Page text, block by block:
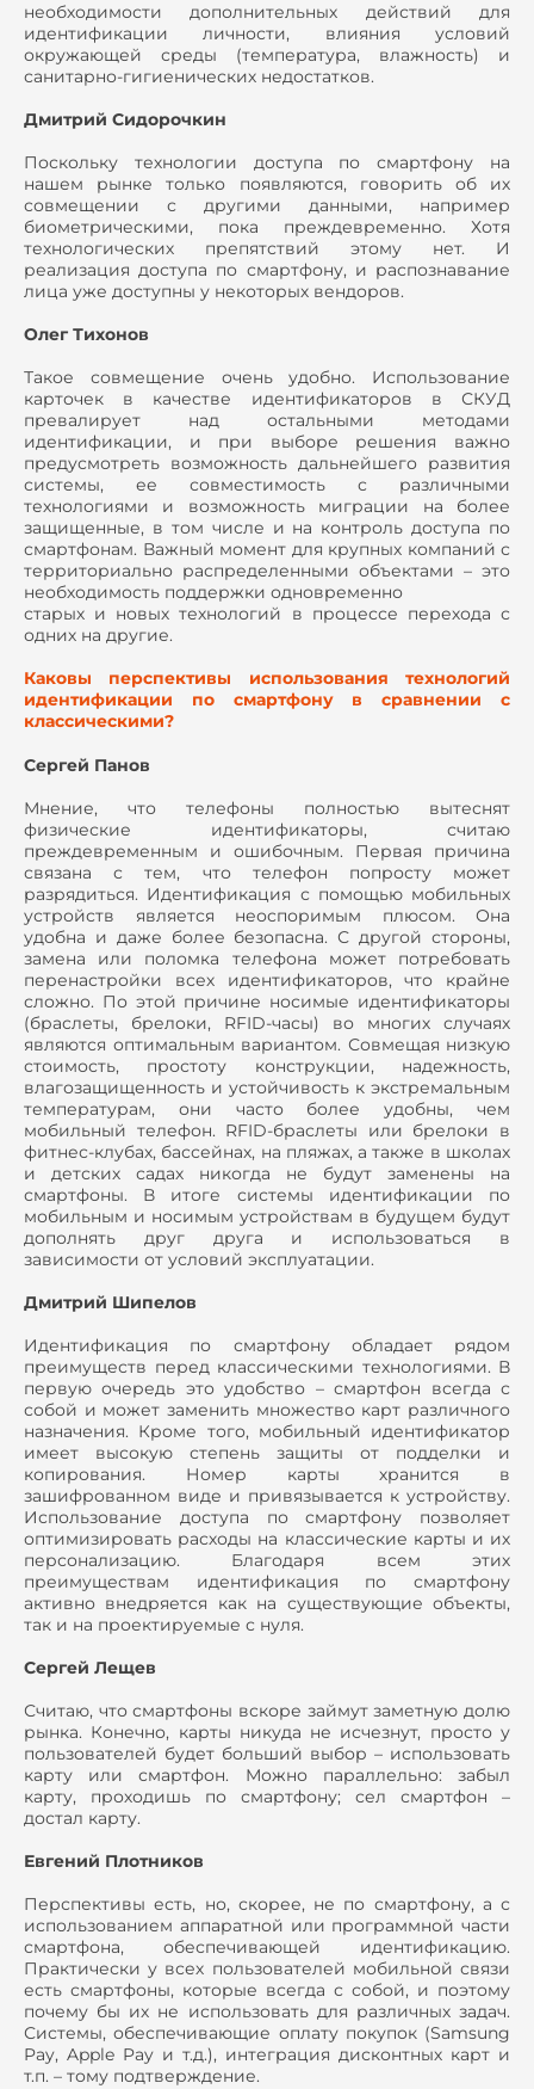
необходимости дополнительных действий для
идентификации личности, влияния условий
окружающей среды (температура, влажность) и
санитарно-гигиенических недостатков.
Дмитрий Сидорочкин
Поскольку технологии доступа по смартфону на
нашем рынке только появляются, говорить об их
совмещении с другими данными, например
биометрическими, пока преждевременно. Хотя
технологических препятствий этому нет. И
реализация доступа по смартфону, и распознавание
лица уже доступны у некоторых вендоров.
Олег Тихонов
Такое совмещение очень удобно. Использование
карточек в качестве идентификаторов в СКУД
превалирует над остальными методами
идентификации, и при выборе решения важно
предусмотреть возможность дальнейшего развития
системы, ее совместимость с различными
технологиями и возможность миграции на более
защищенные, в том числе и на контроль доступа по
смартфонам. Важный момент для крупных компаний с
территориально распределенными объектами – это
необходимость поддержки одновременно
старых и новых технологий в процессе перехода с
одних на другие.
Каковы перспективы использования технологий
идентификации по смартфону в сравнении с
классическими?
Сергей Панов
Мнение, что телефоны полностью вытеснят
физические идентификаторы, считаю
преждевременным и ошибочным. Первая причина
связана с тем, что телефон попросту может
разрядиться. Идентификация с помощью мобильных
устройств является неоспоримым плюсом. Она
удобна и даже более безопасна. С другой стороны,
замена или поломка телефона может потребовать
перенастройки всех идентификаторов, что крайне
сложно. По этой причине носимые идентификаторы
(браслеты, брелоки, RFID-часы) во многих случаях
являются оптимальным вариантом. Совмещая низкую
стоимость, простоту конструкции, надежность,
влагозащищенность и устойчивость к экстремальным
температурам, они часто более удобны, чем
мобильный телефон. RFID-браслеты или брелоки в
фитнес-клубах, бассейнах, на пляжах, а также в школах
и детских садах никогда не будут заменены на
смартфоны. В итоге системы идентификации по
мобильным и носимым устройствам в будущем будут
дополнять друг друга и использоваться в
зависимости от условий эксплуатации.
Дмитрий Шипелов
Идентификация по смартфону обладает рядом
преимуществ перед классическими технологиями. В
первую очередь это удобство – смартфон всегда с
собой и может заменить множество карт различного
назначения. Кроме того, мобильный идентификатор
имеет высокую степень защиты от подделки и
копирования. Номер карты хранится в
зашифрованном виде и привязывается к устройству.
Использование доступа по смартфону позволяет
оптимизировать расходы на классические карты и их
персонализацию. Благодаря всем этих
преимуществам идентификация по смартфону
активно внедряется как на существующие объекты,
так и на проектируемые с нуля.
Сергей Лещев
Считаю, что смартфоны вскоре займут заметную долю
рынка. Конечно, карты никуда не исчезнут, просто у
пользователей будет больший выбор – использовать
карту или смартфон. Можно параллельно: забыл
карту, проходишь по смартфону; сел смартфон –
достал карту.
Евгений Плотников
Перспективы есть, но, скорее, не по смартфону, а с
использованием аппаратной или программной части
смартфона, обеспечивающей идентификацию.
Практически у всех пользователей мобильной связи
есть смартфоны, которые всегда с собой, и поэтому
почему бы их не использовать для различных задач.
Системы, обеспечивающие оплату покупок (Samsung
Pay, Apple Pay и т.д.), интеграция дисконтных карт и
т.п. – тому подтверждение.